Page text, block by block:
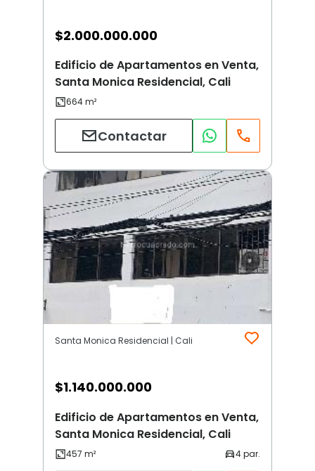
$2.000.000.000
Edificio de Apartamentos en Venta,
Santa Monica Residencial, Cali
Contactar
Santa Monica Residencial | Cali
$1.140.000.000
Edificio de Apartamentos en Venta,
Santa Monica Residencial, Cali